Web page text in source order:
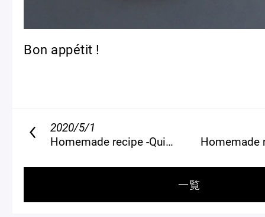
Bon appétit !
2020/5/1
Homemade recipe -Quiche aux Poireaux et au Bacon-
Homemade recipe -
一覧